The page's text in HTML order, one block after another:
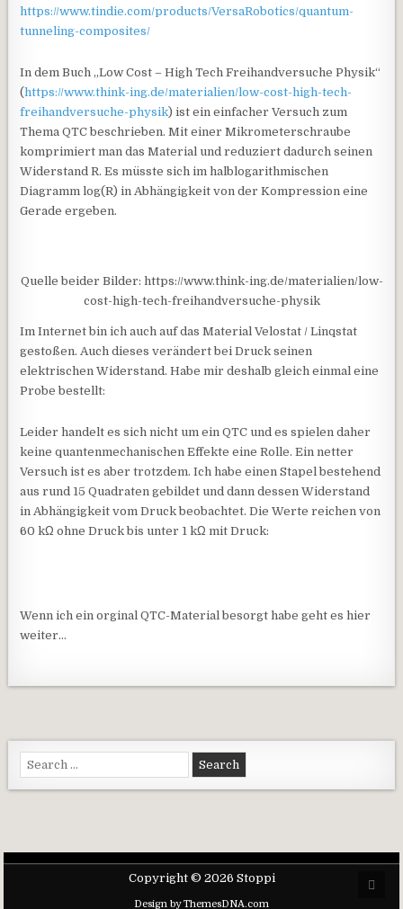
https://www.tindie.com/products/VersaRobotics/quantum-
tunneling-composites/
In dem Buch „Low Cost – High Tech Freihandversuche Physik“
(https://www.think-ing.de/materialien/low-cost-high-tech-
freihandversuche-physik) ist ein einfacher Versuch zum
Thema QTC beschrieben. Mit einer Mikrometerschraube
komprimiert man das Material und reduziert dadurch seinen
Widerstand R. Es müsste sich im halblogarithmischen
Diagramm log(R) in Abhängigkeit von der Kompression eine
Gerade ergeben.
Quelle beider Bilder: https://www.think-ing.de/materialien/low-
cost-high-tech-freihandversuche-physik
Im Internet bin ich auch auf das Material Velostat / Linqstat
gestoßen. Auch dieses verändert bei Druck seinen
elektrischen Widerstand. Habe mir deshalb gleich einmal eine
Probe bestellt:
Leider handelt es sich nicht um ein QTC und es spielen daher
keine quantenmechanischen Effekte eine Rolle. Ein netter
Versuch ist es aber trotzdem. Ich habe einen Stapel bestehend
aus rund 15 Quadraten gebildet und dann dessen Widerstand
in Abhängigkeit vom Druck beobachtet. Die Werte reichen von
60 kΩ ohne Druck bis unter 1 kΩ mit Druck:
Wenn ich ein orginal QTC-Material besorgt habe geht es hier
weiter…
Search for:
Copyright © 2026 Stoppi
Design by ThemesDNA.com